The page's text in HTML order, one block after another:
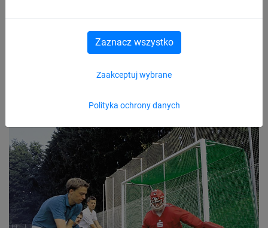
Polityka ochrony danych
Zaakceptuj wybrane
Zaznacz wszystko